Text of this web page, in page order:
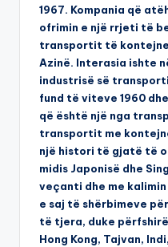
1967. Kompania që
ofrimin e një rrjeti të
transportit të
Azinë. Interasia ishte
industrisë së
fund të viteve 1960
që është një nga
transportit me
një histori të gjatë të
midis Japonisë dhe
veçanti dhe me
e saj të shërbimeve
të tjera, duke
Hong Kong, Tajvan,